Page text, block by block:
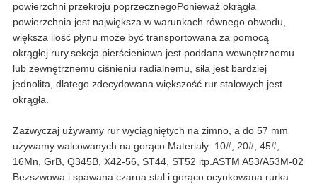
powierzchni przekroju poprzecznegoPonieważ okrągła
powierzchnia jest największa w warunkach równego obwodu,
większa ilość płynu może być transportowana za pomocą
okrągłej rury.sekcja pierścieniowa jest poddana wewnętrznemu
lub zewnętrznemu ciśnieniu radialnemu, siła jest bardziej
jednolita, dlatego zdecydowana większość rur stalowych jest
okrągła.
Zazwyczaj używamy rur wyciągniętych na zimno, a do 57 mm
używamy walcowanych na gorąco.Materiały: 10#, 20#, 45#,
16Mn, GrB, Q345B, X42-56, ST44, ST52 itp.ASTM A53/A53M-02
Bezszwowa i spawana czarna stal i gorąco ocynkowana rurka